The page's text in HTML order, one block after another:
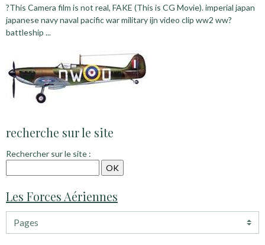
?This Camera film is not real, FAKE (This is CG Movie). imperial japan
japanese navy naval pacific war military ijn video clip ww2 ww?
battleship ...
recherche sur le site
Rechercher sur le site :
Les Forces Aériennes